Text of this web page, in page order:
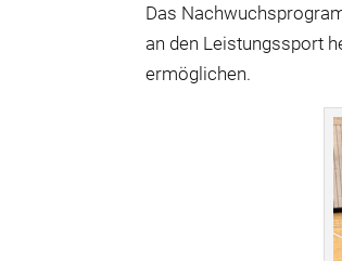
Das
an den Leistungssport
ermöglichen.